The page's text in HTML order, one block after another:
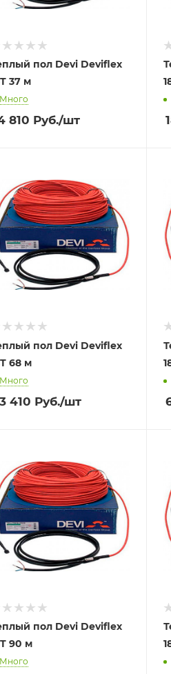
пол Devi Deviflex
37 м
Много
810 Руб./шт
пол Devi Deviflex
68 м
Много
410 Руб./шт
пол Devi Deviflex
90 м
Много